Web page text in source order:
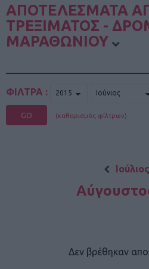
ΑΠΟΤΕΛΕΣΜΑΤΑ
ΤΡΕΞΙΜΑΤΟΣ -
ΜΑΡΑΘΩΝΙΟΥ
ΦΙΛΤΡΑ :
GO (καθαρισμός φίλτρων)
Δεν βρέθηκαν